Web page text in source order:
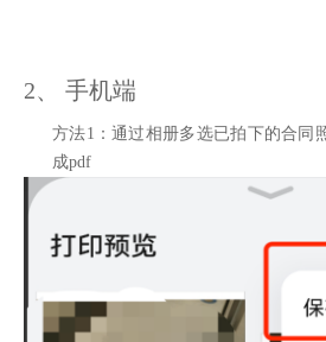
2、 手机端
方法1：通过相册多选已拍下的合同
成pdf